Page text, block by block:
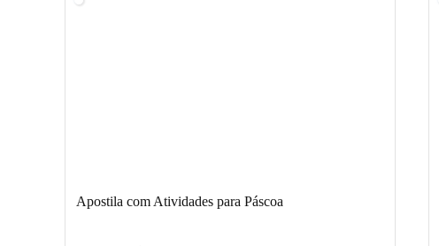
Apostila com Atividades para Páscoa